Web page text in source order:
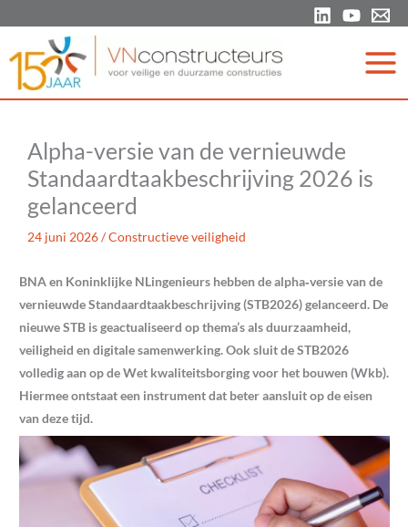
de
inhoud
Alpha-versie van de vernieuwde
Standaardtaakbeschrijving 2026 is
gelanceerd
24 juni 2026/Constructieve veiligheid
BNA en Koninklijke NLingenieurs hebben de alpha‑versie van de
vernieuwde Standaardtaakbeschrijving (STB2026) gelanceerd. De
nieuwe STB is geactualiseerd op thema’s als duurzaamheid,
veiligheid en digitale samenwerking. Ook sluit de STB2026
volledig aan op de Wet kwaliteitsborging voor het bouwen (Wkb).
Hiermee ontstaat een instrument dat beter aansluit op de eisen
van deze tijd.